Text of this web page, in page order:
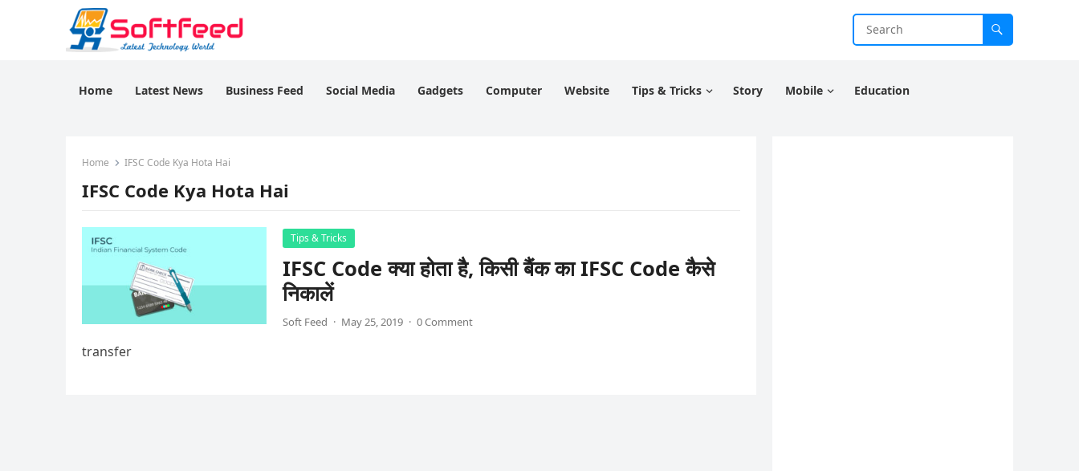
Home Latest News Business Feed Social Media Gadgets Computer Website Tips & Tricks Story Mobile Education
Home IFSC Code Kya Hota Hai
IFSC Code Kya Hota Hai
Tips & Tricks
IFSC Code क्या होता है, किसी बैंक का IFSC Code कैसे
निकालें
Soft Feed · May 25, 2019 · 0 Comment
transfer